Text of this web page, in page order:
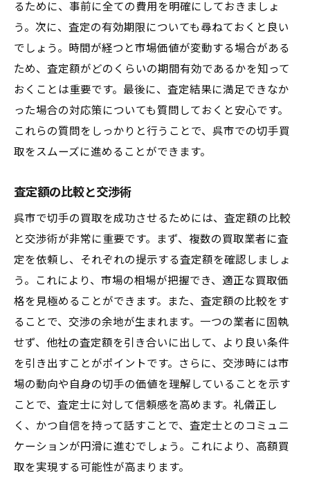
るために、事前に全ての費用を明確にしておきましょ
う。次に、査定の有効期限についても尋ねておくと良い
でしょう。時間が経つと市場価値が変動する場合がある
ため、査定額がどのくらいの期間有効であるかを知って
おくことは重要です。最後に、査定結果に満足できなか
った場合の対応策についても質問しておくと安心です。
これらの質問をしっかりと行うことで、呉市での切手買
取をスムーズに進めることができます。
査定額の比較と交渉術
呉市で切手の買取を成功させるためには、査定額の比較
と交渉術が非常に重要です。まず、複数の買取業者に査
定を依頼し、それぞれの提示する査定額を確認しましょ
う。これにより、市場の相場が把握でき、適正な買取価
格を見極めることができます。また、査定額の比較をす
ることで、交渉の余地が生まれます。一つの業者に固執
せず、他社の査定額を引き合いに出して、より良い条件
を引き出すことがポイントです。さらに、交渉時には市
場の動向や自身の切手の価値を理解していることを示す
ことで、査定士に対して信頼感を高めます。礼儀正し
く、かつ自信を持って話すことで、査定士とのコミュニ
ケーションが円滑に進むでしょう。これにより、高額買
取を実現する可能性が高まります。